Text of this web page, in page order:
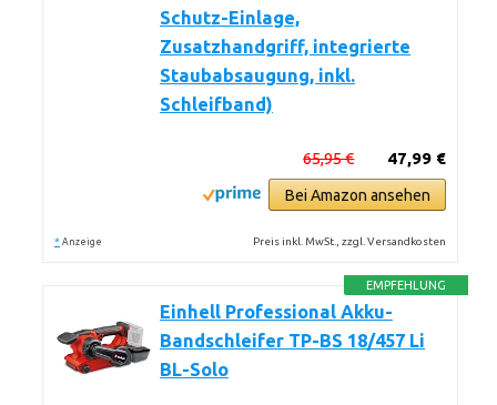
Schutz-Einlage,
Zusatzhandgriff, integrierte
Staubabsaugung, inkl.
Schleifband)
47,99 €
65,95 €
Bei Amazon ansehen
* Anzeige Preis inkl. MwSt., zzgl. Versandkosten
EMPFEHLUNG
Einhell Professional Akku-
Bandschleifer TP-BS 18/457 Li
BL-Solo